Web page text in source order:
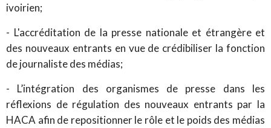
ivoirien;
- L'accréditation de la presse nationale et étrangère et
des nouveaux entrants en vue de crédibiliser la fonction
de journaliste des médias;
- L’intégration des organismes de presse dans les
réflexions de régulation des nouveaux entrants par la
HACA afin de repositionner le rôle et le poids des médias